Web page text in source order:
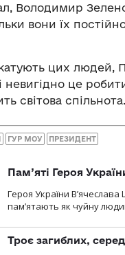
Володимир
вони їх
цих
невигідно це
світова спільнота.
ГУР МОУ ПРЕЗИДЕНТ
Пам’яті Героя
Героя України
пам’ятають як чуйну
Троє загиблих,